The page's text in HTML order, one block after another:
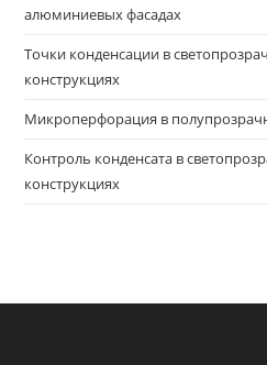
алюминиевых фасадах
Точки конденсации в
конструкциях
Микроперфорация в
Контроль конденсата в
конструкциях